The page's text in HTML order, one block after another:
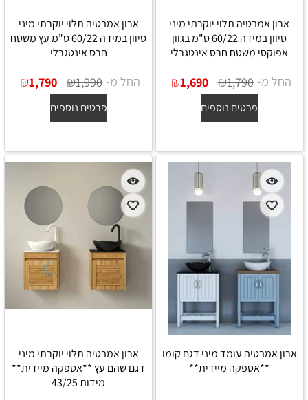
ארון אמבטיה תלוי יוקרתי מיני
סיוון במידה 60/22 ס"מ בגוון
אפוקסי משטח חרס אינטגרלי
החל מ- ₪1,790
₪1,690
פרטים נוספים
ארון אמבטיה תלוי יוקרתי מיני
סיוון במידה 60/22 ס"מ עץ משטח
חרס אינטגרלי
החל מ- ₪1,990
₪1,790
פרטים נוספים
ארון אמבטיה עומד מיני דגם קומו
**אספקה מיידית**
ארון אמבטיה תלוי יוקרתי מיני
דגם שהם עץ **אספקה מיידית**
מידות 43/25